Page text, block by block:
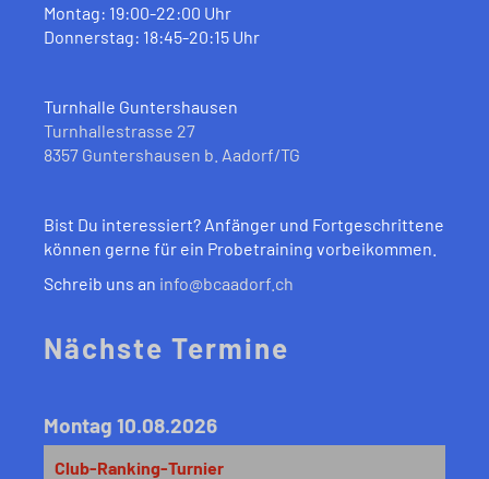
Montag: 19:00-22:00 Uhr
Donnerstag: 18:45-20:15 Uhr
Turnhalle Guntershausen
Turnhallestrasse 27
8357 Guntershausen b. Aadorf/TG
Bist Du interessiert? Anfänger und Fortgeschrittene
können gerne für ein Probetraining vorbeikommen.
Schreib uns an info@bcaadorf.ch
Nächste Termine
Montag 10.08.2026
Club-Ranking-Turnier